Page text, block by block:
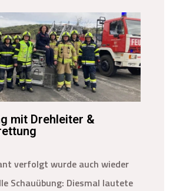
mit Drehleiter &
verfolgt wurde auch wieder
Schauübung: Diesmal lautete